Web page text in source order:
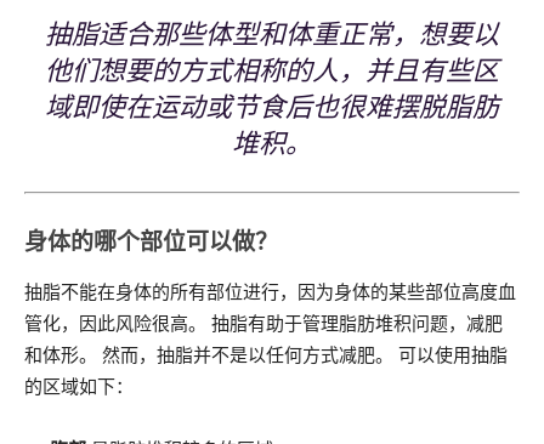
抽脂适合那些体型和体重正常，想要以
他们想要的方式相称的人，并且有些区
域即使在运动或节食后也很难摆脱脂肪
堆积。
身体的哪个部位可以做？
抽脂不能在身体的所有部位进行，因为身体的某些部位高度血
管化，因此风险很高。 抽脂有助于管理脂肪堆积问题，减肥
和体形。 然而，抽脂并不是以任何方式减肥。 可以使用抽脂
的区域如下：